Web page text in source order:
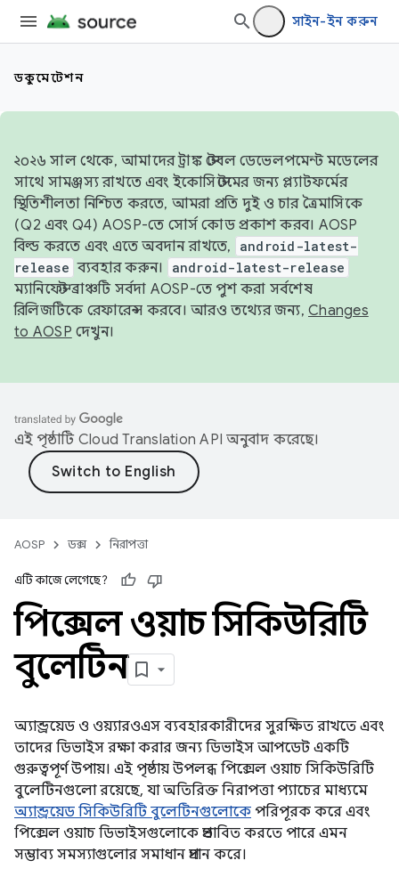
সাইন-ইন করুন
ডকুমেন্টেশন
২০২৬ সাল থেকে, আমাদের ট্রাঙ্ক স্টেবল ডেভেলপমেন্ট মডেলের
সাথে সামঞ্জস্য রাখতে এবং ইকোসিস্টেমের জন্য প্ল্যাটফর্মের
স্থিতিশীলতা নিশ্চিত করতে, আমরা প্রতি দুই ও চার ত্রৈমাসিকে
(Q2 এবং Q4) AOSP-তে সোর্স কোড প্রকাশ করব। AOSP
বিল্ড করতে এবং এতে অবদান রাখতে,
android-latest-
release ব্যবহার করুন। android-latest-release
ম্যানিফেস্ট ব্রাঞ্চটি সর্বদা AOSP-তে পুশ করা সর্বশেষ
রিলিজটিকে রেফারেন্স করবে। আরও তথ্যের জন্য, Changes
to AOSP দেখুন।
এই পৃষ্ঠাটি Cloud Translation API অনুবাদ করেছে।
AOSP ডক্স নিরাপত্তা
এটি কাজে লেগেছে?
পিক্সেল ওয়াচ সিকিউরিটি
বুলেটিন
অ্যান্ড্রয়েড ও ওয়্যারওএস ব্যবহারকারীদের সুরক্ষিত রাখতে এবং
তাদের ডিভাইস রক্ষা করার জন্য ডিভাইস আপডেট একটি
গুরুত্বপূর্ণ উপায়। এই পৃষ্ঠায় উপলব্ধ পিক্সেল ওয়াচ সিকিউরিটি
বুলেটিনগুলো রয়েছে, যা অতিরিক্ত নিরাপত্তা প্যাচের মাধ্যমে
অ্যান্ড্রয়েড সিকিউরিটি বুলেটিনগুলোকে পরিপূরক করে এবং
পিক্সেল ওয়াচ ডিভাইসগুলোকে প্রভাবিত করতে পারে এমন
সম্ভাব্য সমস্যাগুলোর সমাধান প্রদান করে।